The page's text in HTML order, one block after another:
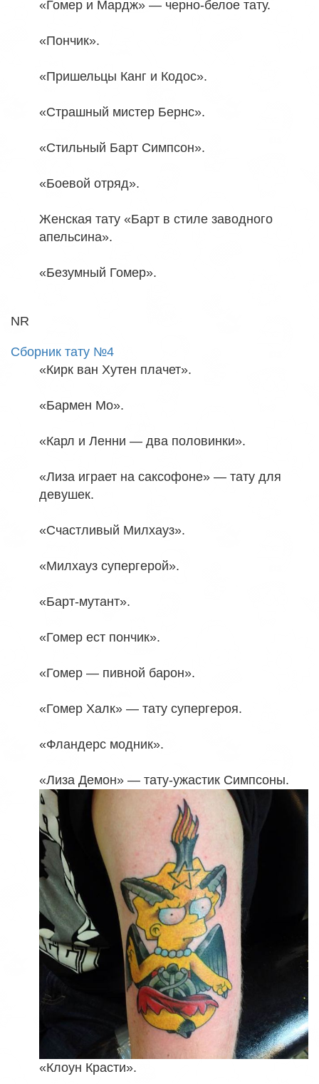
«Гомер и Мардж» — черно-белое тату.
«Пончик».
«Пришельцы Канг и Кодос».
«Страшный мистер Бернс».
«Стильный Барт Симпсон».
«Боевой отряд».
Женская тату «Барт в стиле заводного
апельсина».
«Безумный Гомер».
NR
Сборник тату №4
«Кирк ван Хутен плачет».
«Бармен Мо».
«Карл и Ленни — два половинки».
«Лиза играет на саксофоне» — тату для
девушек.
«Счастливый Милхауз».
«Милхауз супергерой».
«Барт-мутант».
«Гомер ест пончик».
«Гомер — пивной барон».
«Гомер Халк» — тату супергероя.
«Фландерс модник».
«Лиза Демон» — тату-ужастик Симпсоны.
«Клоун Красти».